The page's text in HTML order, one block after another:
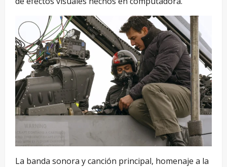
La banda sonora y canción principal, homenaje a la